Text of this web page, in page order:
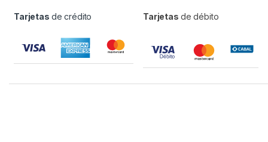
Tarjetas de crédito Tarjetas de débito